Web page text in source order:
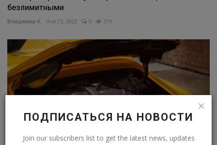
ПОДПИСАТЬСЯ НА НОВОСТИ
Join our subscribers list to get the latest news, updates
безлимитными
Владимир К. Янв 25, 2023 0 319